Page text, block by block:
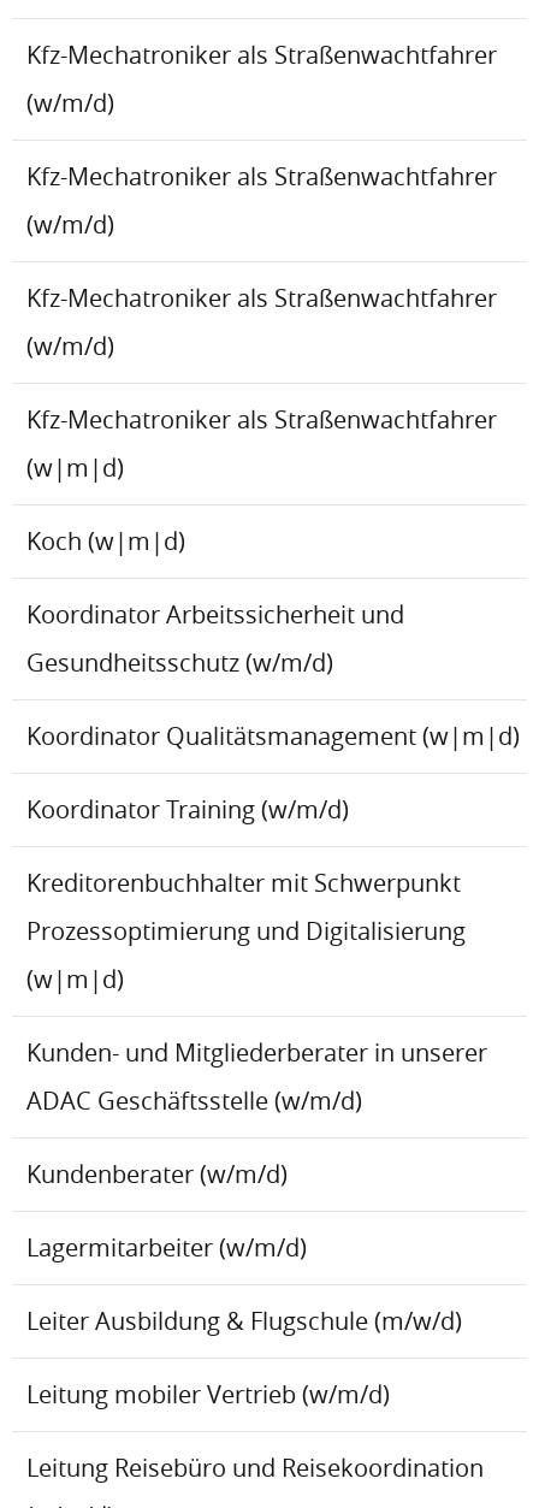
Kfz-Mechatroniker als Straßenwachtfahrer
(w/m/d)
Kfz-Mechatroniker als Straßenwachtfahrer
(w/m/d)
Kfz-Mechatroniker als Straßenwachtfahrer
(w/m/d)
Kfz-Mechatroniker als Straßenwachtfahrer
(w|m|d)
Koch (w|m|d)
Koordinator Arbeitssicherheit und
Gesundheitsschutz (w/m/d)
Koordinator Qualitätsmanagement (w|m|d)
Koordinator Training (w/m/d)
Kreditorenbuchhalter mit Schwerpunkt
Prozessoptimierung und Digitalisierung
(w|m|d)
Kunden- und Mitgliederberater in unserer
ADAC Geschäftsstelle (w/m/d)
Kundenberater (w/m/d)
Lagermitarbeiter (w/m/d)
Leiter Ausbildung & Flugschule (m/w/d)
Leitung mobiler Vertrieb (w/m/d)
Leitung Reisebüro und Reisekoordination